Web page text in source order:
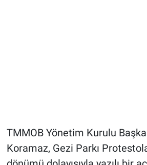
TMMOB Yönetim Kurulu
Koramaz, Gezi Parkı